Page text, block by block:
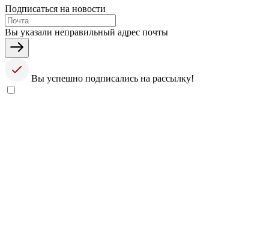
Подписаться на новости
Вы указали неправильный адрес почты
Вы успешно подписались на рассылку!